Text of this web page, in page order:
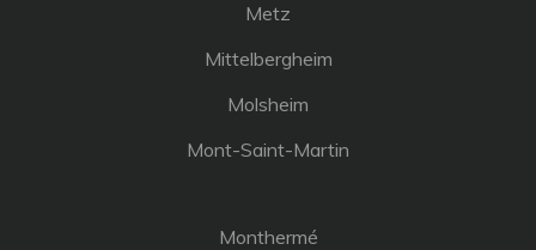
Metz
Mittelbergheim
Molsheim
Mont-Saint-Martin
Monthermé